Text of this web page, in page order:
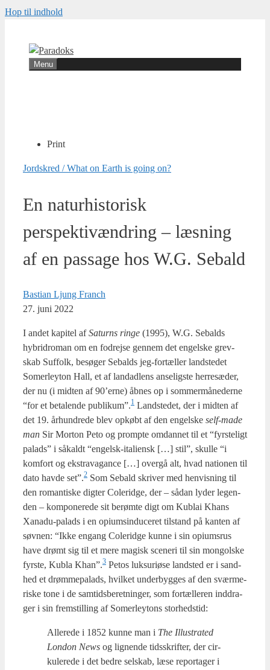
Hop til indhold
Menu
Print
Jordskred / What on Earth is going on?
En naturhistorisk
perspektivændring – læsning
af en passage hos W.G. Sebald
Bastian Ljung Franch
27. juni 2022
I andet kapi­tel afSaturns rin­ge (1995), W.G. Sebalds
hybri­dro­man om en fodrej­se gen­nem det engel­ske grev­
skab Suf­folk, besø­ger Sebalds jeg-for­tæl­ler land­ste­det
Somer­leyton Hall, et af lan­dad­lens anse­lig­ste her­re­sæ­der,
der nu (i mid­ten af 90’erne) åbnes op i som­mer­må­ne­der­ne
“for et beta­len­de publikum”.1 Land­ste­det, der i mid­ten af
det 19. århund­re­de blev opkøbt af den engel­ske self-made
man Sir Mor­ton Peto og promp­te omdan­net til et “fyr­ste­ligt
palads” i såkaldt “engelsk-ita­li­ensk […] stil”, skul­le “i
kom­fort og ekstra­va­gan­ce […] over­gå alt, hvad natio­nen til
dato hav­de set”.2 Som Sebald skri­ver med hen­vis­ning til
den roman­ti­ske dig­ter Cole­rid­ge, der – sådan lyder leg­en­
den – kom­po­ne­re­de sit berøm­te digt om Kublai Khans
Xana­du-palads i en opi­ums­in­du­ce­ret til­stand på kan­ten af
søv­nen: “Ikke engang Cole­rid­ge kun­ne i sin opi­ums­rus
have drømt sig til et mere magisk sce­ne­ri til sin mongol­ske
fyr­ste, Kubla Khan”.3 Petos luk­suri­ø­se land­sted er i sand­
hed et drøm­me­pa­lads, hvil­ket under­byg­ges af den svær­me­
ri­ske tone i de sam­tids­be­ret­nin­ger, som for­tæl­leren ind­dra­
ger i sin frem­stil­ling af Somer­leytons stor­heds­tid:
Alle­re­de i 1852 kun­ne man i The Illu­stra­ted
Lon­don News og lig­nen­de tids­skrif­ter, der cir­
ku­le­re­de i det bed­re sel­skab, læse repor­ta­ger i